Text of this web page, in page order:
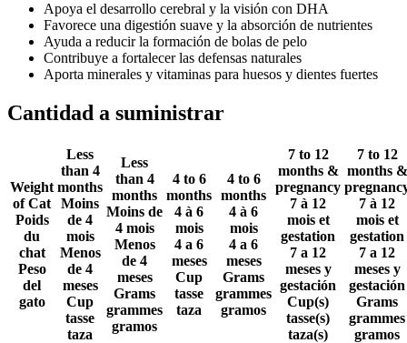
Apoya el desarrollo cerebral y la visión con DHA
Favorece una digestión suave y la absorción de nutrientes
Ayuda a reducir la formación de bolas de pelo
Contribuye a fortalecer las defensas naturales
Aporta minerales y vitaminas para huesos y dientes fuertes
Cantidad a suministrar
Weight
of Cat
Poids
du
chat
Peso
del
gato
Less
than 4
months
Moins
de 4
mois
Menos
de 4
meses
Cup
tasse
taza
Less
than 4
months
Moins de
4 mois
Menos
de 4
meses
Grams
grammes
gramos
4 to 6
months
4 à 6
mois
4 a 6
meses
Cup
tasse
taza
4 to 6
months
4 à 6
mois
4 a 6
meses
Grams
grammes
gramos
7 to 12
months &
pregnancy
7 à 12
mois et
gestation
7 a 12
meses y
gestación
Cup(s)
tasse(s)
taza(s)
7 to 12
months &
7 à 12
mois et
gestation
7 a 12
meses y
gestación
Grams
grammes
gramos